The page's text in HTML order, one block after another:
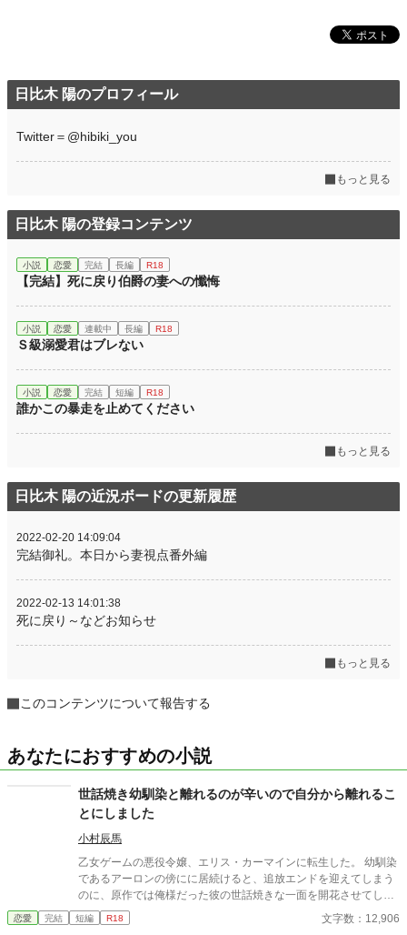
日比木 陽のプロフィール
Twitter＝@hibiki_you
もっと見る
日比木 陽の登録コンテンツ
小説 恋愛 完結 長編 R18
【完結】死に戻り伯爵の妻への懺悔
小説 恋愛 連載中 長編 R18
Ｓ級溺愛君はブレない
小説 恋愛 完結 短編 R18
誰かこの暴走を止めてください
もっと見る
日比木 陽の近況ボードの更新履歴
2022-02-20 14:09:04
完結御礼。本日から妻視点番外編
2022-02-13 14:01:38
死に戻り～などお知らせ
もっと見る
このコンテンツについて報告する
あなたにおすすめの小説
世話焼き幼馴染と離れるのが辛いので自分から離れるこ
とにしました
小村辰馬
乙女ゲームの悪役令嬢、エリス・カーマインに転生した。 幼馴染
であるアーロンの傍にに居続けると、追放エンドを迎えてしまう
のに、原作では俺様だった彼の世話焼きな一面を開花させてしま
い、居心地の良い彼のそばを離れるのが辛くなってしまう。 なら
ば彼の代わりに男友達を作ろうと画策するがーー
恋愛 完結 短編 R18 文字数：12,906